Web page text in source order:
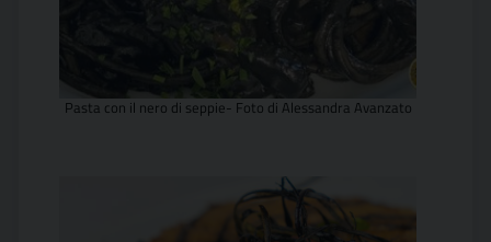
Pasta con il nero di seppie- Foto di Alessandra Avanzato